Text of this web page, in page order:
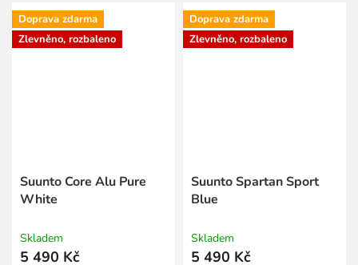
měří vzdálenosti, rychlost,...
outdoorových náramkových...
Doprava zdarma
Zlevněno, rozbaleno
Suunto Core Alu Pure
White
Skladem
5 490 Kč
Doprava zdarma
Zlevněno, rozbaleno
Suunto Spartan Sport
Blue
Skladem
5 490 Kč